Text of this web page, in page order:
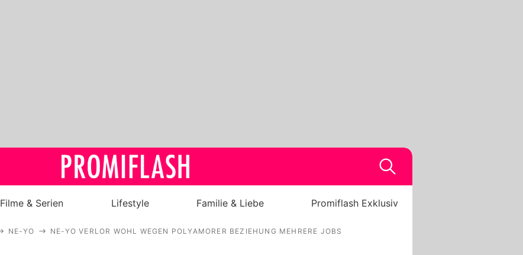
Royals
Filme & Serien Lifestyle Familie & Liebe Promiflash Exklusiv
NE-YO NE-YO VERLOR WOHL WEGEN POLYAMORER BEZIEHUNG MEHRERE JOBS